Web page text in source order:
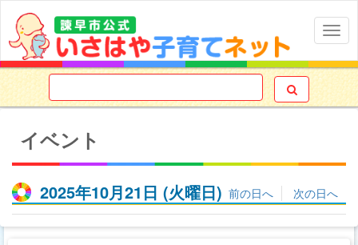

イベント
2025年10月21日 (火曜日) 前の日へ 次の日へ